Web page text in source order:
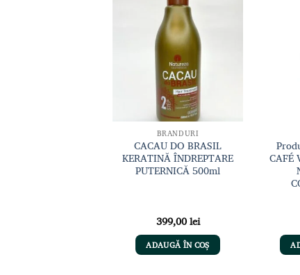
BRANDURI
CACAU DO BRASIL
KERATINĂ ÎNDREPTARE
PUTERNICĂ 500ml
399,00lei
ADAUGĂ ÎN COȘ
CAFÉ